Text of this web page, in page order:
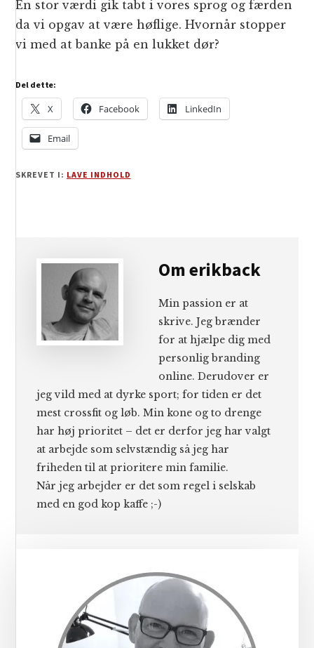
En stor værdi gik tabt i vores sprog og færden
da vi opgav at være høflige. Hvornår stopper
vi med at banke på en lukket dør?
Del dette:
X Facebook LinkedIn
Email
SKREVET I: LAVE INDHOLD
Omerikback
Min passion er at
skrive. Jeg brænder
for at hjælpe dig med
personlig branding
online. Derudover er
jeg vild med at dyrke sport; for tiden er det
mest crossfit og løb. Min kone og to drenge
har høj prioritet – det er derfor jeg har valgt
at arbejde som selvstændig så jeg har
friheden til at prioritere min familie.
Når jeg arbejder er det som regel i selskab
med en god kop kaffe ;-)